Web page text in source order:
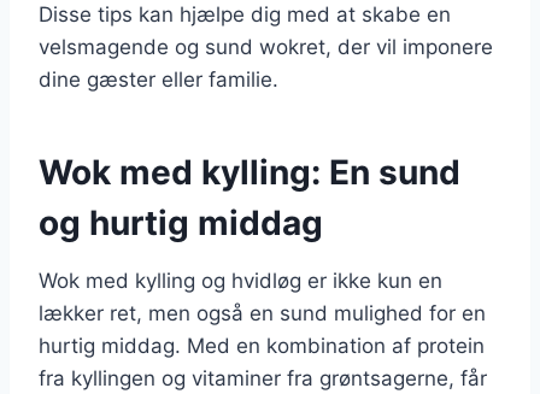
Disse tips kan hjælpe dig med at skabe en
velsmagende og sund wokret, der vil imponere
dine gæster eller familie.
Wok med kylling: En sund
og hurtig middag
Wok med kylling og hvidløg er ikke kun en
lækker ret, men også en sund mulighed for en
hurtig middag. Med en kombination af protein
fra kyllingen og vitaminer fra grøntsagerne, får